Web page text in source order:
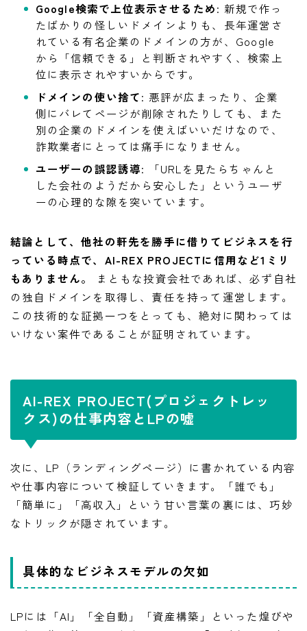
Google検索で上位表示させるため: 新規で作っ
たばかりの怪しいドメインよりも、長年運営さ
れている有名企業のドメインの方が、Google
から「信頼できる」と判断されやすく、検索上
位に表示されやすいからです。
ドメインの使い捨て: 悪評が広まったり、企業
側にバレてページが削除されたりしても、また
別の企業のドメインを使えばいいだけなので、
詐欺業者にとっては痛手になりません。
ユーザーの誤認誘導: 「URLを見たらちゃんと
した会社のようだから安心した」というユーザ
ーの心理的な隙を突いています。
結論として、他社の軒先を勝手に借りてビジネスを行
っている時点で、AI-REX PROJECTに信用など1ミリ
もありません。
まともな投資会社であれば、必ず自社
の独自ドメインを取得し、責任を持って運営します。
この技術的な証拠一つをとっても、絶対に関わっては
いけない案件であることが証明されています。
AI-REX PROJECT(プロジェクトレッ
クス)の仕事内容とLPの嘘
次に、LP（ランディングページ）に書かれている内容
や仕事内容について検証していきます。「誰でも」
「簡単に」「高収入」という甘い言葉の裏には、巧妙
なトリックが隠されています。
具体的なビジネスモデルの欠如
LPには「AI」「全自動」「資産構築」といった煌びや